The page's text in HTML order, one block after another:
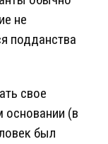
не
подданства
свое
основании (в
был